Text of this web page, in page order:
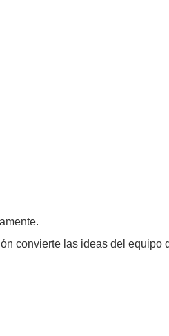
convierte las ideas del equipo